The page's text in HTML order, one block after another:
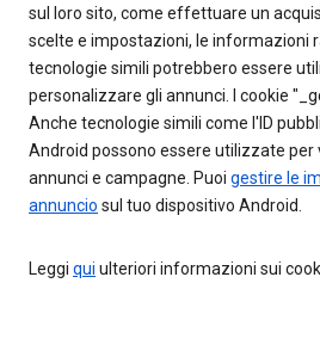
sul loro sito, come effettuare un
scelte e impostazioni, le informazioni
tecnologie simili potrebbero essere
personalizzare gli annunci. I cookie
Anche tecnologie simili come l'ID
Android possono essere utilizzate per
annunci e campagne. Puoi gestire le
annuncio sul tuo dispositivo Android.
Leggi qui ulteriori informazioni sui